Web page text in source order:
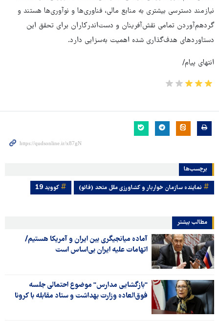
نیازمند دسترسی بیشتری به منابع مالی، فناوری‌ها و نوآوری‌ها هستند و
گردهم‌آوردن تمامی نقش‌آفرینان و دست‌اندرکاران برای تحقق این
دستاوردهای هدف‌گذاری شده اهمیت به‌سزایی دارد.
انتهای پیام/
برچسب‌ها
نماینده سازمان خواربار و کشاورزی ملل متحد (فائو) کووید 19
مطالب بیشتر
آماده میانجیگری بین ایران و آمریکا هستیم/
اتهامات علیه ایران بی‌اساس است
"بازگشایی مدارس" موضوع احتمالی جلسه
فوق‌العاده وزارت بهداشت و ستاد مقابله با کرونا